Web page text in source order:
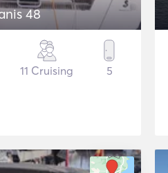
48
11 Cruising 5